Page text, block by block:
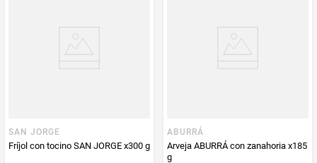
Producto (kg)
SAN JORGE
Fríjol con tocino SAN JORGE x300 g
ABURRÁ
Arveja ABURRÁ con zanahoria x185
g